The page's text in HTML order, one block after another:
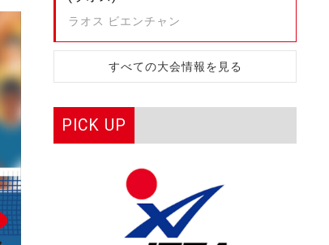
ラオス ビエンチャン
すべての大会情報を見る
PICK UP